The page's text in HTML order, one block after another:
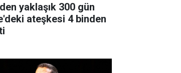
yaklaşık 300 gün
ateşkesi 4 binden